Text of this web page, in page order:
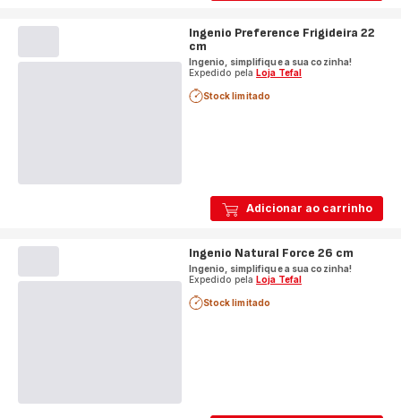
Adicionar ao carrinho
Ingenio Preference Frigideira 22
cm
Ingenio, simplifique a sua cozinha!
Expedido pela Loja Tefal
Stock limitado
Ingenio Natural Force 26 cm
Ingenio, simplifique a sua cozinha!
Expedido pelaLoja Tefal
Stock limitado